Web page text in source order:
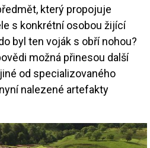
který propojuje
s konkrétní osobou žijící
byl ten voják s obří nohou?
možná přinesou další
od specializovaného
nalezené artefakty